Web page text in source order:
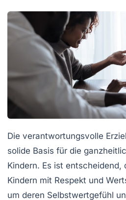
Die verantwortungsvolle
solide Basis für die
Kindern. Es ist entscheidend,
Kindern mit Respekt und
um deren Selbstwertgefühl